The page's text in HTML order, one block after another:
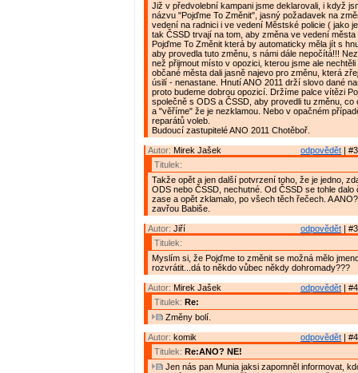
Již v předvolební kampani jsme deklarovali, i když
názvu "Pojďme To Změnit", jasný požadavek na
vedení na radnici i ve vedení Městské policie ( jako
tak ČSSD trvají na tom, aby změna ve vedení města
Pojďme To Změnit která by automaticky měla jít s
aby provedla tuto změnu, s námi dále nepočítá!!!
než přijmout místo v opozici, kterou jsme ale
občané města dali jasně najevo pro změnu, která
úsilí - nenastane. Hnutí ANO 2011 drží slovo dané
proto budeme dobrou opozicí. Držíme palce vítězi
společně s ODS a ČSSD, aby provedli tu změnu, co
a "věříme" že je nezklamou. Nebo v opačném
reparátů voleb.
Budoucí zastupitelé ANO 2011 Chotěboř.
odpovědět |
Autor: Mirek Jašek
Titulek:
Takže opět a jen další potvrzení toho, že je jedno,
ODS nebo ČSSD, nechutné. Od ČSSD se tohle dalo
zase a opět zklamalo, po všech těch řečech. A
zavřou Babiše.
odpovědět |
Autor: Jiří
Titulek:
Myslím si, že Pojďme to změnit se možná mělo
rozvrátit...dá to někdo vůbec někdy dohromady???
odpovědět |
Autor: Mirek Jašek
Titulek: Re:
Změny bolí.
odpovědět |
Autor: komik
Titulek: Re:ANO? NE!
Jen nás pan Munia jaksi zapomněl informovat,